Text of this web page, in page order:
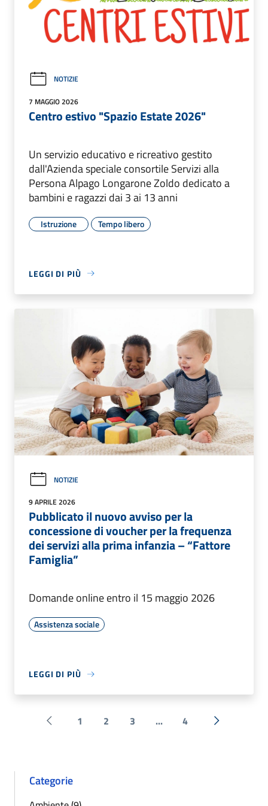
NOTIZIE
7 MAGGIO 2026
Centro estivo "Spazio Estate 2026"
Un servizio educativo e ricreativo gestito
dall'Azienda speciale consortile Servizi alla
Persona Alpago Longarone Zoldo dedicato a
bambini e ragazzi dai 3 ai 13 anni
Istruzione Tempo libero
LEGGI DI PIÙ
NOTIZIE
9 APRILE 2026
Pubblicato il nuovo avviso per la
concessione di voucher per la frequenza
dei servizi alla prima infanzia – “Fattore
Famiglia”
Domande online entro il 15 maggio 2026
Assistenza sociale
LEGGI DI PIÙ
Pagina precedente
1 2 3 ... 4 Successiva
Categorie